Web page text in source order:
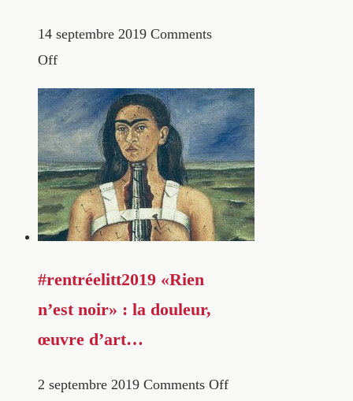
14 septembre 2019 Comments
Off
#rentréelitt2019 «Rien
n’est noir» : la douleur,
œuvre d’art…
2 septembre 2019 Comments Off